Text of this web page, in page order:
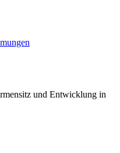
und Entwicklung in